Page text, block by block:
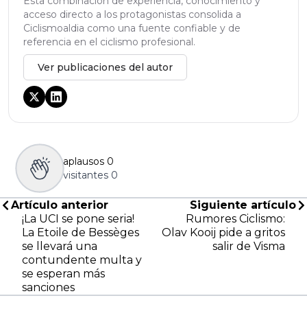
acceso directo a los protagonistas consolida a
Ciclismoaldia como una fuente confiable y de
referencia en el ciclismo profesional.
Ver publicaciones del autor
aplausos 0
visitantes 0
Artículo anterior
¡La UCI se pone seria!
La Etoile de Bessèges
se llevará una
contundente multa y
se esperan más
sanciones
Siguiente artículo
Rumores Ciclismo:
Olav Kooij pide a gritos
salir de Visma